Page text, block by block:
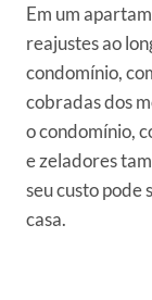
Em um
reajustes ao
condomínio,
cobradas dos
o condomínio,
e zeladores
seu custo pode
casa.